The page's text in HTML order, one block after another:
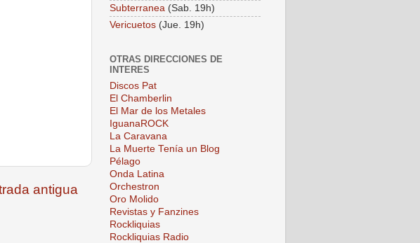
antigua
Subterranea (Sab. 19h)
Vericuetos (Jue. 19h)
OTRAS DIRECCIONES DE
INTERES
Discos Pat
El Chamberlin
El Mar de los Metales
IguanaROCK
La Caravana
La Muerte Tenía un Blog
Pélago
Onda Latina
Orchestron
Oro Molido
Revistas y Fanzines
Rockliquias
Rockliquias Radio